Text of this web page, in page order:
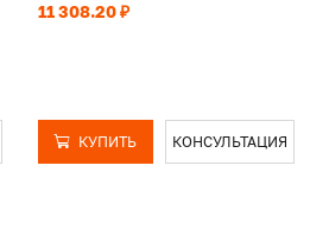
11 308.20 ₽
КУПИТЬ КОНСУЛЬТАЦИЯ